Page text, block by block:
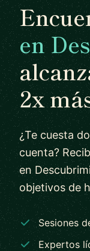
en
2x
¿Te cuesta
cuenta?
en
objetivos de
Sesiones
Expertos